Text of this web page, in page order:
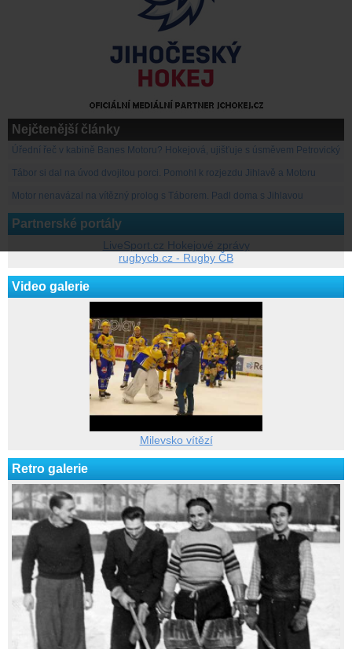
Nejčtenější články
Úřední řeč v kabině Banes Motoru? Hokejová, ujišťuje s úsměvem Petrovický
Tábor si dal na úvod dvojitou porci. Pomohl k rozjezdu Jihlavě a Motoru
Motor nenavázal na vítězný prolog s Táborem. Padl doma s Jihlavou
Partnerské portály
LiveSport.cz Hokejové zprávy
rugbycb.cz - Rugby ČB
Video galerie
Milevsko vítězí
Retro galerie